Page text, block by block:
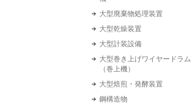
大型廃棄物処理装置
大型乾燥装置
大型計装設備
大型巻き上げワイヤードラム
（巻上機）
大型焙煎・発酵装置
鋼構造物